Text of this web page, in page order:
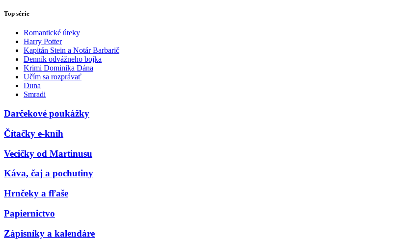
Top série
Romantické úteky
Harry Potter
Kapitán Stein a Notár Barbarič
Denník odvážneho bojka
Krimi Dominika Dána
Učím sa rozprávať
Duna
Smradi
Darčekové poukážky
Čítačky e-kníh
Vecičky od Martinusu
Káva, čaj a pochutiny
Hrnčeky a fľaše
Papiernictvo
Zápisníky a kalendáre